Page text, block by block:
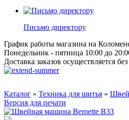
Письмо директору
График работы магазина на
Понедельник - пятница 10:00 до
Доставка заказов осуществляется
Каталог » Техника для шитья »
Версия для печати